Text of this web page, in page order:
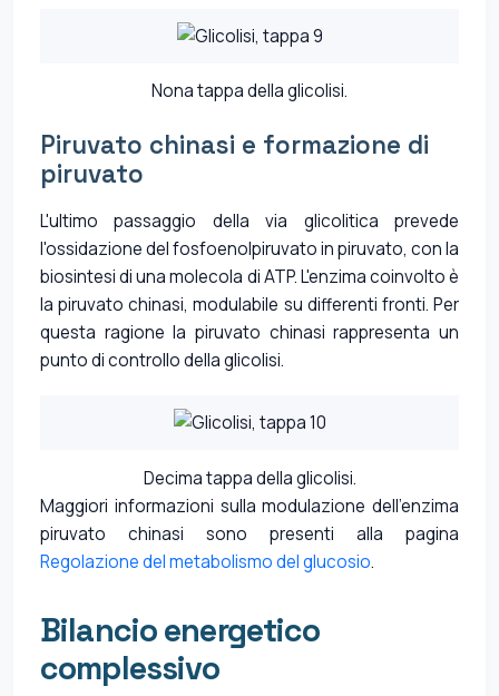
Nona tappa della glicolisi.
Piruvato chinasi e formazione di
piruvato
L'ultimo passaggio della via glicolitica prevede
l'ossidazione del fosfoenolpiruvato in piruvato, con la
biosintesi di una molecola di ATP. L'enzima coinvolto è
la piruvato chinasi, modulabile su differenti fronti. Per
questa ragione la piruvato chinasi rappresenta un
punto di controllo della glicolisi.
Decima tappa della glicolisi.
Maggiori informazioni sulla modulazione dell'enzima
piruvato chinasi sono presenti alla pagina
Regolazione del metabolismo del glucosio.
Bilancio energetico
complessivo